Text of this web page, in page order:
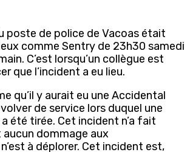
poste de police de Vacoas était
comme Sentry de 23h30 samedi
C’est lorsqu’un collègue est
que l’incident a eu lieu.
qu’il y aurait eu une Accidental
de service lors duquel une
été tirée. Cet incident n’a fait
aucun dommage aux
à déplorer. Cet incident est,